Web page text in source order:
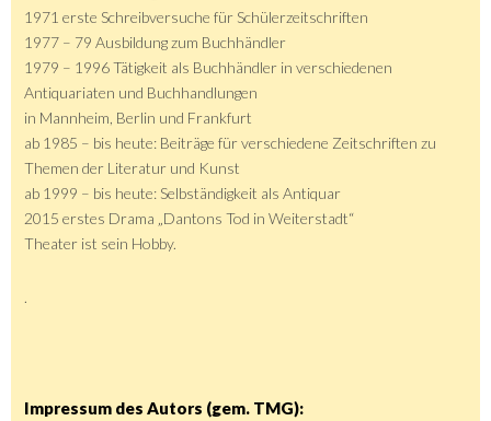
1971 erste Schreibversuche für Schülerzeitschriften
1977 – 79 Ausbildung zum Buchhändler
1979 – 1996 Tätigkeit als Buchhändler in verschiedenen
Antiquariaten und Buchhandlungen
in Mannheim, Berlin und Frankfurt
ab 1985 – bis heute: Beiträge für verschiedene Zeitschriften zu
Themen der Literatur und Kunst
ab 1999 – bis heute: Selbständigkeit als Antiquar
2015 erstes Drama „Dantons Tod in Weiterstadt“
Theater ist sein Hobby.
.
Impressum des Autors (gem. TMG):